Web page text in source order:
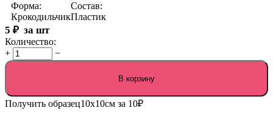
Форма:
Крокодильчик
Состав:
Пластик
5 ₽ за шт
Количество:
+
−
В корзину
Получить образец10х10см за 10₽